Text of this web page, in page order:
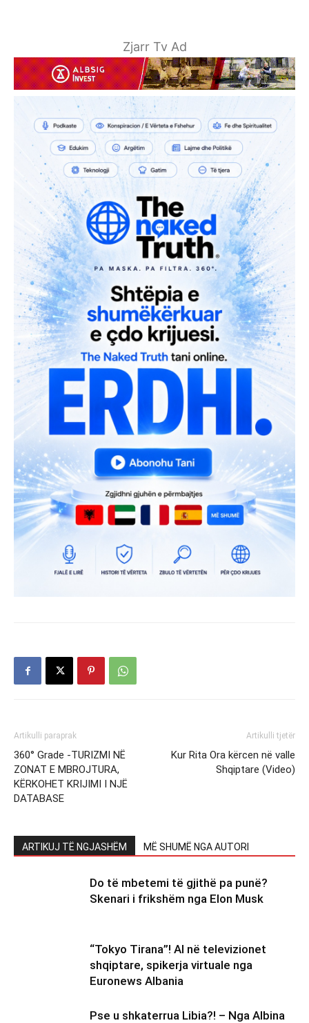
Zjarr Tv Ad
Artikulli paraprak
360° Grade -TURIZMI NË
ZONAT E MBROJTURA,
KËRKOHET KRIJIMI I NJË
DATABASE
Artikulli tjetër
Kur Rita Ora kërcen në valle
Shqiptare (Video)
ARTIKUJ TË NGJASHËM MË SHUMË NGA AUTORI
Do të mbetemi të gjithë pa punë?
Skenari i frikshëm nga Elon Musk
“Tokyo Tirana”! AI në televizionet
shqiptare, spikerja virtuale nga
Euronews Albania
Pse u shkaterrua Libia?! – Nga Albina